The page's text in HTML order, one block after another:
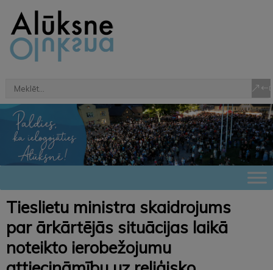
Tieslietu ministra skaidrojums
par ārkārtējās situācijas laikā
noteikto ierobežojumu